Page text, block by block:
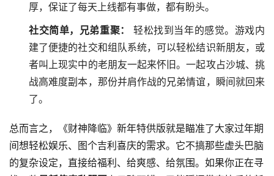
厚，保证了每天上线都有事做，都有盼头。
社交简单，兄弟重聚：
轻松找到当年的感觉。游戏内
建了便捷的社交和组队系统，可以轻松结识新朋友，或
者叫上现实中的老朋友一起来怀旧。一起攻占沙城、挑
战高难度副本，那份并肩作战的兄弟情谊，瞬间就回来
了。
总而言之，《财神降临》新年特供版就是瞄准了大家过年期
间想轻松娱乐、图个吉利喜庆的需求。它不搞那些虚头巴脑
的复杂设定，直接给福利、给爽感、给氛围。如果你正在寻